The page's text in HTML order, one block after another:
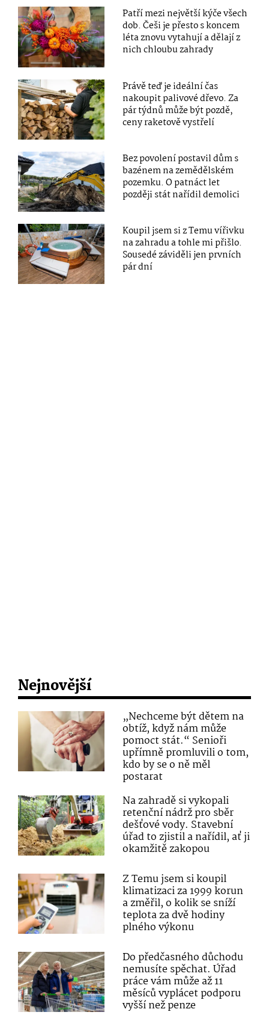
Patří mezi největší kýče všech
dob. Češi je přesto s koncem
léta znovu vytahují a dělají z
nich chloubu zahrady
Právě teď je ideální čas
nakoupit palivové dřevo. Za
pár týdnů může být pozdě,
ceny raketově vystřelí
Bez povolení postavil dům s
bazénem na zemědělském
pozemku. O patnáct let
později stát nařídil demolici
Koupil jsem si z Temu vířivku
na zahradu a tohle mi přišlo.
Sousedé záviděli jen prvních
pár dní
Nejnovější
„Nechceme být dětem na
obtíž, když nám může
pomoct stát.“ Senioři
upřímně promluvili o tom,
kdo by se o ně měl
postarat
Na zahradě si vykopali
retenční nádrž pro sběr
dešťové vody. Stavební
úřad to zjistil a nařídil, ať ji
okamžitě zakopou
Z Temu jsem si koupil
klimatizaci za 1999 korun
a změřil, o kolik se sníží
teplota za dvě hodiny
plného výkonu
Do předčasného důchodu
nemusíte spěchat. Úřad
práce vám může až 11
měsíců vyplácet podporu
vyšší než penze